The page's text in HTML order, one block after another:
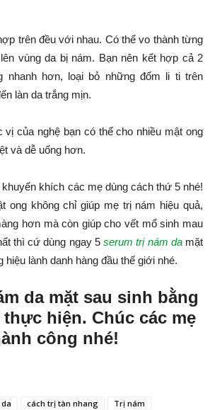
trên đều với nhau. Có thể vo thành từng
vùng da bị nám. Bạn nên kết hợp cả 2
nhanh hơn, loại bỏ những đốm li ti trên
làn da trắng mịn.
vị của nghệ bạn có thể cho nhiều mật ong
và dễ uống hơn.
khích các mẹ dùng cách thứ 5 nhé!
ong không chỉ giúp mẹ trị nám hiệu quả,
hơn mà còn giúp cho vết mổ sinh mau
thì cứ dùng ngay 5serum trị nám damặt
lành danh hàng đầu thế giới nhé.
da mặt sau sinh bằng
hiện. Chúc các mẹ
công nhé!
cách trị tàn nhang Trị nám